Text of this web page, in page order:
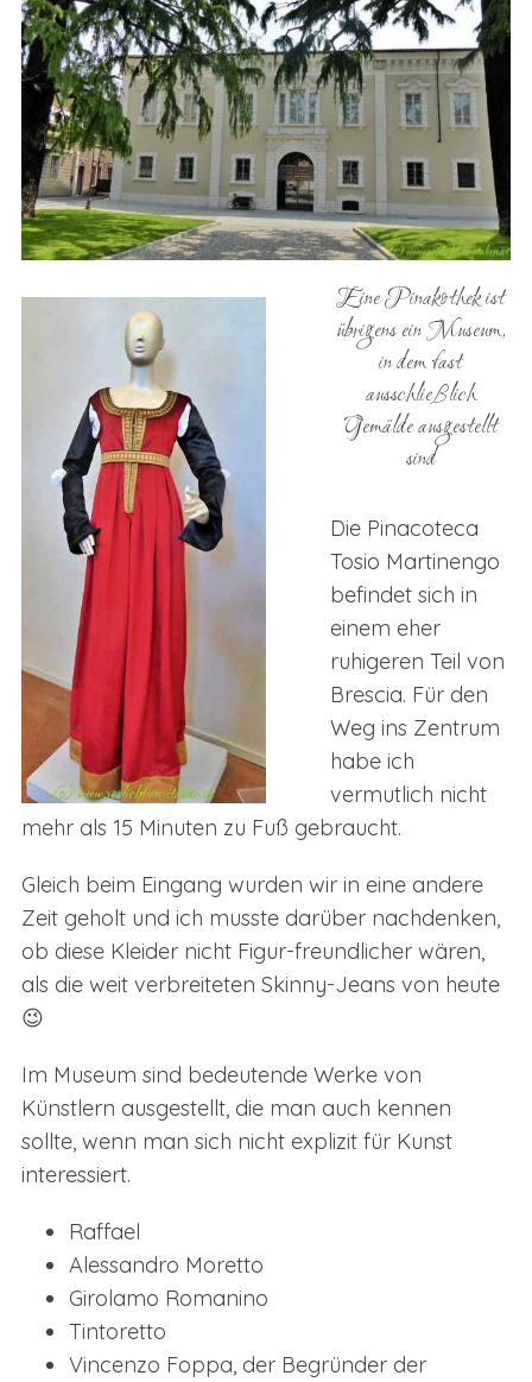
Eine Pinakothek ist
übrigens ein Museum,
in dem fast
ausschließlich
Gemälde ausgestellt
sind
Die Pinacoteca
Tosio Martinengo
befindet sich in
einem eher
ruhigeren Teil von
Brescia. Für den
Weg ins Zentrum
habe ich
vermutlich nicht
mehr als 15 Minuten zu Fuß gebraucht.
Gleich beim Eingang wurden wir in eine andere
Zeit geholt und ich musste darüber nachdenken,
ob diese Kleider nicht Figur-freundlicher wären,
als die weit verbreiteten Skinny-Jeans von heute
😉
Im Museum sind bedeutende Werke von
Künstlern ausgestellt, die man auch kennen
sollte, wenn man sich nicht explizit für Kunst
interessiert.
Raffael
Alessandro Moretto
Girolamo Romanino
Tintoretto
Vincenzo Foppa, der Begründer der